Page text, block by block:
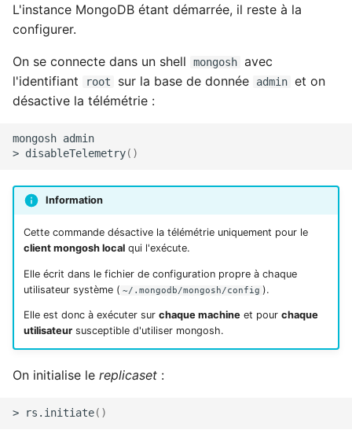
L'instance MongoDB étant démarrée, il reste à la
configurer.
On se connecte dans un shell mongosh avec
l'identifiant
root sur la base de donnée admin et on
désactive la télémétrie :
mongosh admin
> disableTelemetry()
Information
Cette commande désactive la télémétrie uniquement pour le
client mongosh localqui l'exécute.
Elle écrit dans le fichier de configuration propre à chaque
utilisateur système ( ~/.mongodb/mongosh/config ).
Elle est donc à exécuter sur chaque machineet pour chaque
utilisateursusceptible d'utiliser mongosh.
On initialise le replicaset :
> rs.initiate()